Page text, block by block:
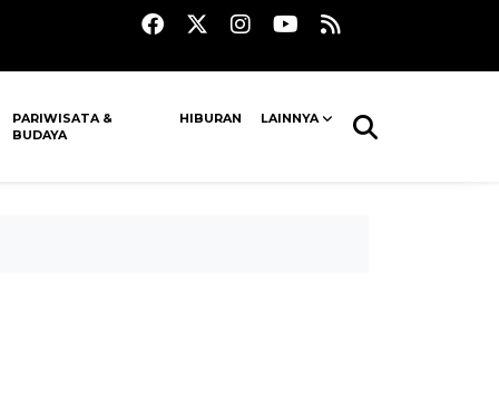
PARIWISATA &
BUDAYA
HIBURAN LAINNYA